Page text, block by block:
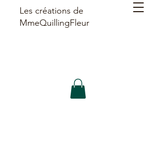
Les créations de
MmeQuillingFleur